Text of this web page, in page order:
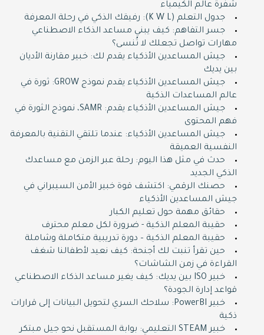
شفرة عالم الكيمياء
جدول التعلم (K W L): رفيقك الذكي في رحلة المعرفة
جسر التفاهم: كيف يبني مساعد الذكاء الاصطناعي
مهارات تواصل تجعلك لا تُنسى؟
جيش المساعدين الأذكياء يقدم لك: خبير مقارنة الأديان
بين يديك
جيش المساعدين الأذكياء يقدم نموذج GROW: ثورة في
عالم المساعدات الذكية
جيش المساعدين الأذكياء يقدم: SAMR، نموذج الثورة في
فهم المحتوى
جيش المساعدين الأذكياء: عندما تلتقي التقنية بالمعرفة
النفسية العميقة
حدث في مثل هذا اليوم: رحلة عبر الزمن مع مساعدك
الذكي الجديد
حصنك الرقمي: اكتشف قوة خبير الأمن السيبراني في
جيش المساعدين الأذكياء
حقائق مهمة حول تعليم الكبار
حقيبة المعلم الذكية - ضرورة لكل معلم محترف
حقيبة المعلم الذكية – دورة تدريبية متكاملة وشاملة
حين تقرأ تنبت لك أجنحة: كيف نعيد لأطفالنا شغف
القراءة في زمن الشاشات؟
خبير ISO بين يديك: كيف يغير مساعد الذكاء الاصطناعي
قواعد إدارة الجودة؟
خبير PowerBI: سلاحك السري لتحويل البيانات إلى قرارات
ذكية
خبير STEAM التعليمي: بوابة المستقبل نحو جيل مبتكر